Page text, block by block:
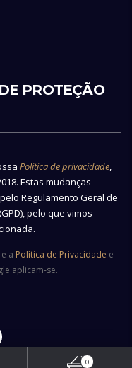
PROTEÇÃO
Politica de privacidade
Estas mudanças
Regulamento Geral de
pelo que vimos
a Política de Privacidade e
aplicam-se.
0